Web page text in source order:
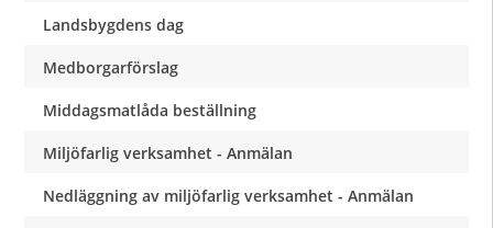
Landsbygdens dag
Medborgarförslag
Middagsmatlåda beställning
Miljöfarlig verksamhet - Anmälan
Nedläggning av miljöfarlig verksamhet - Anmälan